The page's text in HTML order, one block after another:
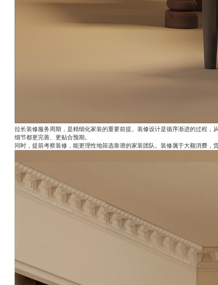
拉长装修服务周期，是精细化家装的重要前提。装修设计是循序渐进的过程
细节都更完善、更贴合预期。
同时，提前考察装修，能更理性地筛选靠谱的家装团队。装修属于大额消费